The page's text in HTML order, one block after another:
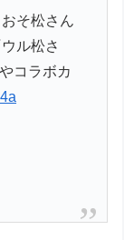
そ松さん
ル松さ
コラボカ